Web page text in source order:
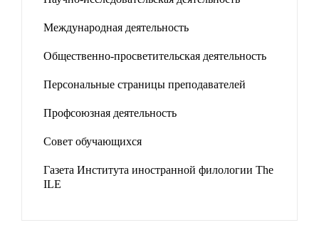
Международная деятельность
Общественно-просветительская деятельность
Персональные страницы преподавателей
Профсоюзная деятельность
Совет обучающихся
Газета Института иностранной филологии The
ILE